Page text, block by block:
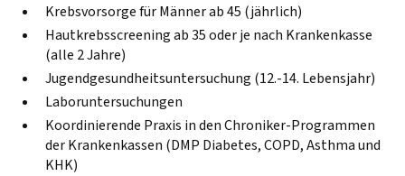
Krebsvorsorge für Männer ab 45 (jährlich)
Hautkrebsscreening ab 35 oder je nach Krankenkasse
(alle 2 Jahre)
Jugendgesundheitsuntersuchung (12.-14. Lebensjahr)
Laboruntersuchungen
Koordinierende Praxis in den Chroniker-Programmen
der Krankenkassen (DMP Diabetes, COPD, Asthma und
KHK)